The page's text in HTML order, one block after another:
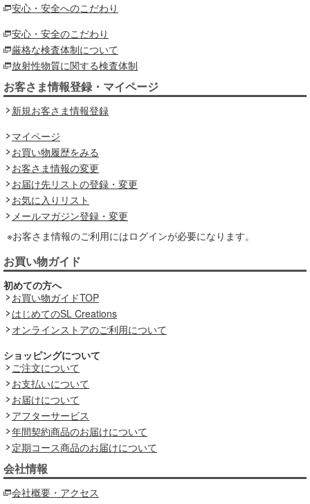
安心・安全へのこだわり
安心・安全のこだわり
厳格な検査体制について
放射性物質に関する検査体制
お客さま情報登録・マイページ
新規お客さま情報登録
マイページ
お買い物履歴をみる
お客さま情報の変更
お届け先リストの登録・変更
お気に入りリスト
メールマガジン登録・変更
※お客さま情報のご利用にはログインが必要になります。
お買い物ガイド
初めての方へ
お買い物ガイドTOP
はじめてのSL Creations
オンラインストアのご利用について
ショッピングについて
ご注文について
お支払いについて
お届けについて
アフターサービス
年間契約商品のお届けについて
定期コース商品のお届けについて
会社情報
会社概要・アクセス